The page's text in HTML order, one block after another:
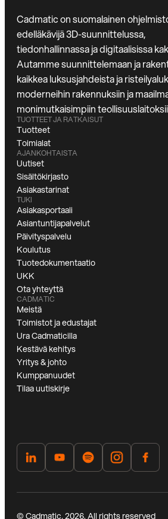
Cadmatic on suomalainen
edelläkävijä 3D-suunnittelussa,
tiedonhallinnassa ja digitaalisissa
Autamme suunnittelemaan ja
kaikkea luksusjahdeista ja
moderneihin rakennuksiin ja
monimutkaisimpiin
TUOTTEET JA RATKAISUT
Tuotteet
Toimialat
AJANKOHTAISTA
Uutiset
Sisältökirjasto
Asiakastarinat
TUKI
Asiakasportaali
Asiantuntijapalvelut
Päivityspalvelu
Koulutus
Tuotedokumentaatio
UKK
Ota yhteyttä
CADMATIC
Meistä
Toimistot ja edustajat
Ura Cadmaticilla
Kestävä kehitys
Yritys & johto
Kumppanuudet
Tilaa uutiskirje
© Cadmatic, 2026. All rights reserved